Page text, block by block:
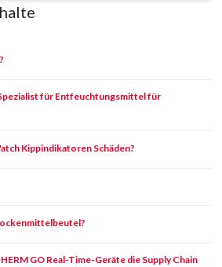
für Entfeuchtungsmittel für
Kippindikatoren Schäden?
GO Real-Time-Geräte die Supply Chain